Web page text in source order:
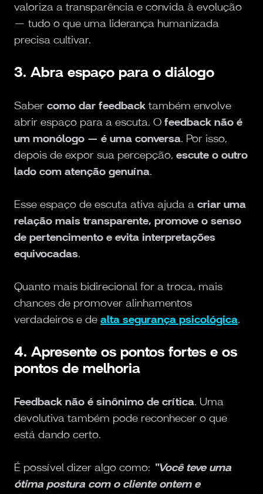
valoriza a transparência e convida à evolução
— tudo o que uma liderança humanizada
precisa cultivar.
3. Abra espaço para o diálogo
Saber como dar feedback também envolve
abrir espaço para a escuta. O feedback não é
um monólogo — é uma conversa. Por isso,
depois de expor sua percepção, escute o outro
lado com atenção genuína.
Esse espaço de escuta ativa ajuda a criar uma
relação mais transparente, promove o senso
de pertencimento e evita interpretações
equivocadas.
Quanto mais bidirecional for a troca, mais
chances de promover alinhamentos
verdadeiros e de alta segurança psicológica.
4. Apresente os pontos fortes e os
pontos de melhoria
Feedback não é sinônimo de crítica. Uma
devolutiva também pode reconhecer o que
está dando certo.
É possível dizer algo como: “Você teve uma
ótima postura com o cliente ontem e